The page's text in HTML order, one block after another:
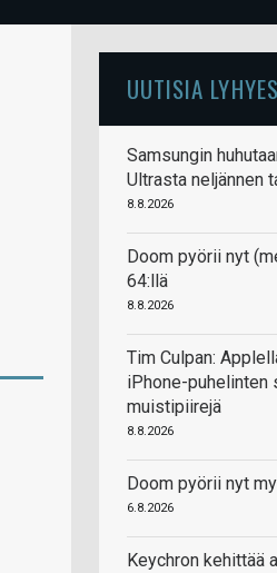
UUTISIA
Samsungin
Ultrasta neljännen
8.8.2026
Doom pyörii nyt
64:llä
8.8.2026
Tim Culpan:
iPhone-puhelinten
muistipiirejä
8.8.2026
Doom pyörii nyt
6.8.2026
Keychron kehittää